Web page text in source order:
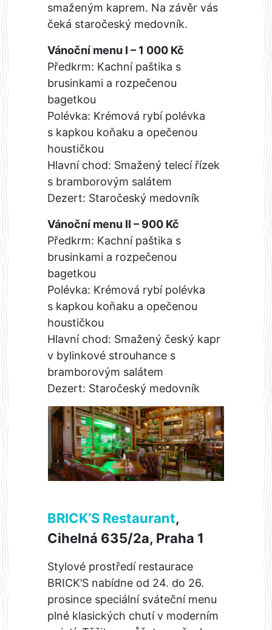
smaženým kaprem. Na závěr vás
čeká staročeský medovník.
Vánoční menu I – 1 000 Kč
Předkrm: Kachní paštika s
brusinkami a rozpečenou
bagetkou
Polévka: Krémová rybí polévka
s kapkou koňaku a opečenou
houstičkou
Hlavní chod: Smažený telecí řízek
s bramborovým salátem
Dezert: Staročeský medovník
Vánoční menu II – 900 Kč
Předkrm: Kachní paštika s
brusinkami a rozpečenou
bagetkou
Polévka: Krémová rybí polévka
s kapkou koňaku a opečenou
houstičkou
Hlavní chod: Smažený český kapr
v bylinkové strouhance s
bramborovým salátem
Dezert: Staročeský medovník
BRICK’S Restaurant,
Cihelná 635/2a, Praha 1
Stylové prostředí restaurace
BRICK’S nabídne od 24. do 26.
prosince speciální sváteční menu
plné klasických chutí v moderním